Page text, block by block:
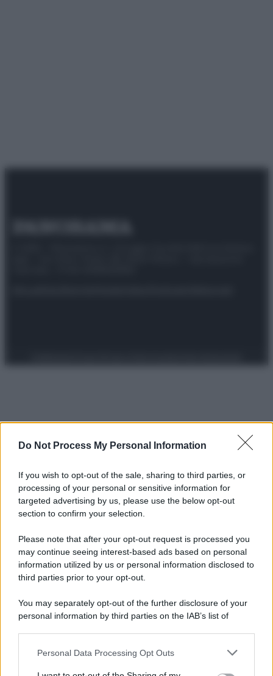
Do Not Process My Personal Information
If you wish to opt-out of the sale, sharing to third parties, or
processing of your personal or sensitive information for
targeted advertising by us, please use the below opt-out
section to confirm your selection.
Please note that after your opt-out request is processed you
may continue seeing interest-based ads based on personal
information utilized by us or personal information disclosed to
third parties prior to your opt-out.
You may separately opt-out of the further disclosure of your
personal information by third parties on the IAB’s list of
This information may also be disclosed by us to third parties
Personal Data Processing Opt Outs